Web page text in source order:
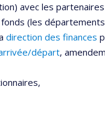
avec les
(les
direction des finances
départ,